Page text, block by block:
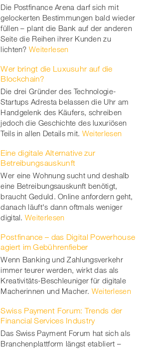
Die Postfinance Arena darf sich mit
gelockerten Bestimmungen bald wieder
füllen – plant die Bank auf der anderen
Seite die Reihen ihrer Kunden zu
lichten? Weiterlesen
Wer bringt die Luxusuhr auf die
Blockchain?
Die drei Gründer des Technologie-
Startups Adresta belassen die Uhr am
Handgelenk des Käufers, schreiben
jedoch die Geschichte des luxuriösen
Teils in allen Details mit. Weiterlesen
Eine digitale Alternative zur
Betreibungsauskunft
Wer eine Wohnung sucht und deshalb
eine Betreibungsauskunft benötigt,
braucht Geduld. Online anfordern geht,
danach läuft's dann oftmals weniger
digital. Weiterlesen
Postfinance – das Digital Powerhouse
agiert im Gebührenfieber
Wenn Banking und Zahlungsverkehr
immer teurer werden, wirkt das als
Kreativitäts-Beschleuniger für digitale
Macherinnen und Macher. Weiterlesen
Swiss Payment Forum: Trends der
Financial Services Industry
Das Swiss Payment Forum hat sich als
Branchenplattform längst etabliert –